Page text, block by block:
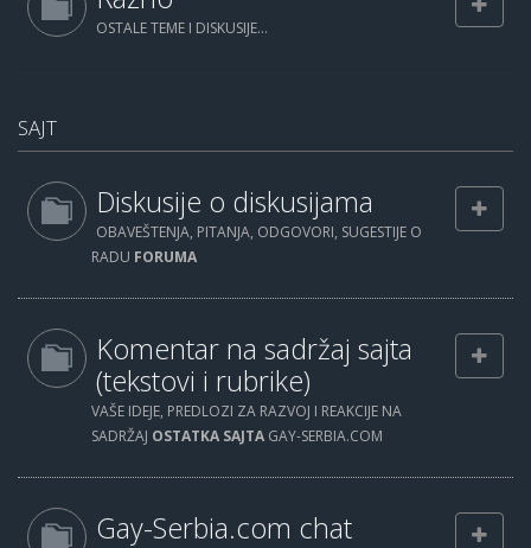
OSTALE TEME I DISKUSIJE...
SAJT
Diskusije o diskusijama
OBAVEŠTENJA, PITANJA, ODGOVORI, SUGESTIJE O
RADU FORUMA
Komentar na sadržaj sajta
(tekstovi i rubrike)
VAŠE IDEJE, PREDLOZI ZA RAZVOJ I REAKCIJE NA
SADRŽAJ OSTATKA SAJTA GAY-SERBIA.COM
Gay-Serbia.com chat